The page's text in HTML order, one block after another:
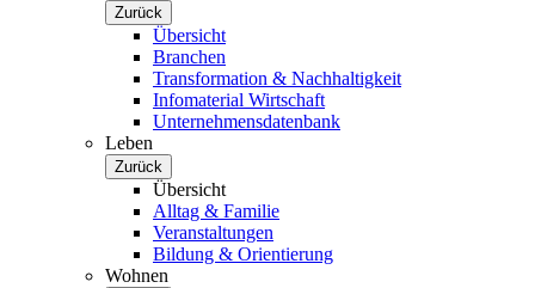
Zurück
Übersicht
Branchen
Transformation & Nachhaltigkeit
Infomaterial Wirtschaft
Unternehmensdatenbank
Leben
Zurück
Übersicht
Alltag & Familie
Veranstaltungen
Bildung & Orientierung
Wohnen